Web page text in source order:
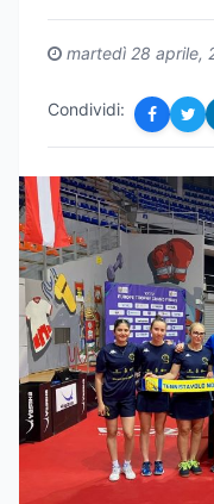
martedì 28 aprile,
Condividi: